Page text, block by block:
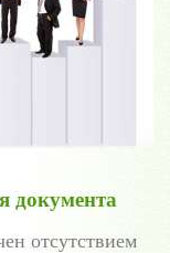
документа
отсутствием